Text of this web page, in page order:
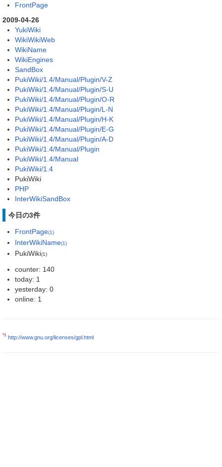
FrontPage
2009-04-26
YukiWiki
WikiWikiWeb
WikiName
WikiEngines
SandBox
PukiWiki/1.4/Manual/Plugin/V-Z
PukiWiki/1.4/Manual/Plugin/S-U
PukiWiki/1.4/Manual/Plugin/O-R
PukiWiki/1.4/Manual/Plugin/L-N
PukiWiki/1.4/Manual/Plugin/H-K
PukiWiki/1.4/Manual/Plugin/E-G
PukiWiki/1.4/Manual/Plugin/A-D
PukiWiki/1.4/Manual/Plugin
PukiWiki/1.4/Manual
PukiWiki/1.4
PukiWiki
PHP
InterWikiSandBox
今日の3件
FrontPage(1)
InterWikiName(1)
PukiWiki(1)
counter: 140
today: 1
yesterday: 0
online: 1
*1 http://www.gnu.org/licenses/gpl.html